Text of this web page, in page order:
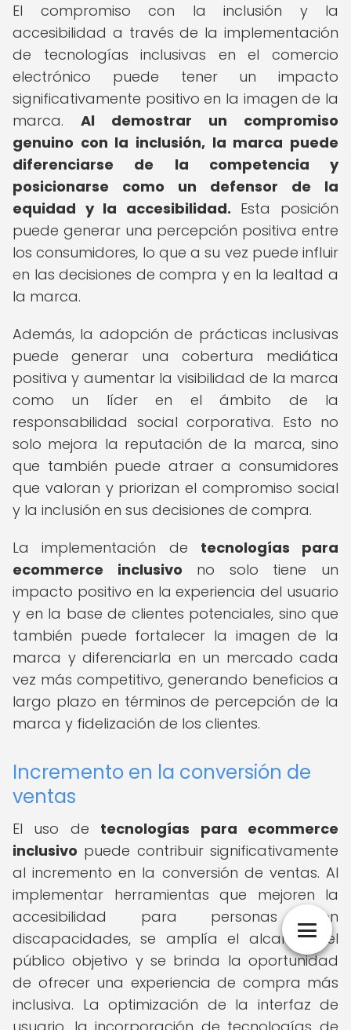
El compromiso con la inclusión y la
accesibilidad a través de la implementación
de tecnologías inclusivas en el comercio
electrónico puede tener un impacto
significativamente positivo en la imagen de la
marca. Al demostrar un compromiso
genuino con la inclusión, la marca puede
diferenciarse de la competencia y
posicionarse como un defensor de la
equidad y la accesibilidad. Esta posición
puede generar una percepción positiva entre
los consumidores, lo que a su vez puede influir
en las decisiones de compra y en la lealtad a
la marca.
Además, la adopción de prácticas inclusivas
puede generar una cobertura mediática
positiva y aumentar la visibilidad de la marca
como un líder en el ámbito de la
responsabilidad social corporativa. Esto no
solo mejora la reputación de la marca, sino
que también puede atraer a consumidores
que valoran y priorizan el compromiso social
y la inclusión en sus decisiones de compra.
La implementación de tecnologías para
ecommerce inclusivo no solo tiene un
impacto positivo en la experiencia del usuario
y en la base de clientes potenciales, sino que
también puede fortalecer la imagen de la
marca y diferenciarla en un mercado cada
vez más competitivo, generando beneficios a
largo plazo en términos de percepción de la
marca y fidelización de los clientes.
Incremento en la conversión de
ventas
El uso de tecnologías para ecommerce
inclusivo puede contribuir significativamente
al incremento en la conversión de ventas. Al
implementar herramientas que mejoren la
accesibilidad para personas con
discapacidades, se amplía el alcance del
público objetivo y se brinda la oportunidad
de ofrecer una experiencia de compra más
inclusiva. La optimización de la interfaz de